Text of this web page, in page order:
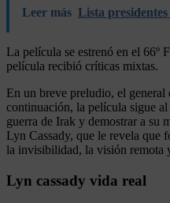
Leer más Lista
La película se estrenó en el 66º
película recibió críticas mixtas.
En un breve preludio, el general
continuación, la película sigue
guerra de Irak y demostrar a su
Lyn Cassady, que le revela que
la invisibilidad, la visión remota
Lyn cassady vida real